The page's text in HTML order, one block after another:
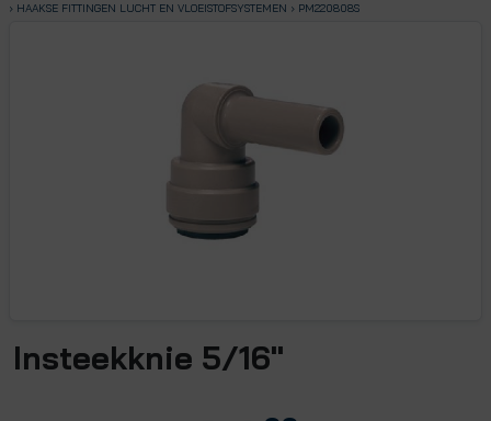
› HAAKSE FITTINGEN LUCHT EN VLOEISTOFSYSTEMEN › PM220808S
Insteekknie 5/16"